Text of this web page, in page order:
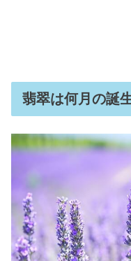
翡翠は何月の誕